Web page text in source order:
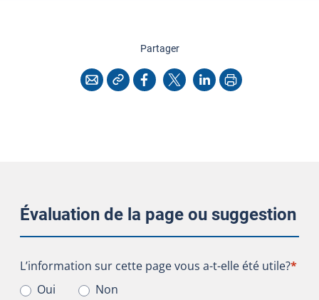
Partagercette page
CourrielCopier l'adresse
Facebook
X LinkedInImprimer
Évaluation de la page ou suggestion
L’information sur cette page vous a-t-elle été utile?
L’information sur cette page vous a-t-elle été utile?*
Oui
Non